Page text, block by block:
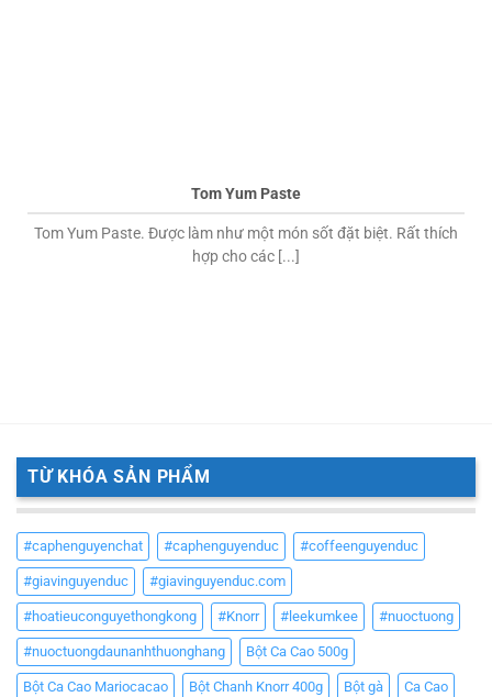
Tom Yum Paste
Tom Yum Paste. Được làm như một món sốt đặt biệt. Rất thích
hợp cho các [...]
TỪ KHÓA SẢN PHẨM
#caphenguyenchat #caphenguyenduc #coffeenguyenduc
#giavinguyenduc #giavinguyenduc.com
#hoatieuconguyethongkong #Knorr #leekumkee #nuoctuong
#nuoctuongdaunanhthuonghang Bột Ca Cao 500g
Bột Ca Cao Mariocacao Bột Chanh Knorr 400g Bột gà Ca Cao